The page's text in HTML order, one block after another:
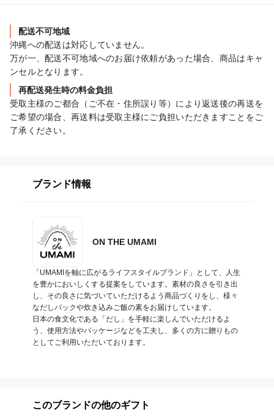
配送不可地域
沖縄への配送は対応していません。
万が一、配送不可地域へのお届け依頼があった場合、商品はキャ
ンセルとなります。
再配送発生時の料金負担
受取主様のご都合（ご不在・住所誤り等）により返送後の再送を
ご希望の場合、再送料は受取主様にご負担いただきますことをご
了承ください。
ブランド情報
ON THE UMAMI
「UMAMIを軸に広がるライフスタイルブランド」として、人生
を豊かにおいしくする提案をしています。素材の良さを引き出
し、その良さに気づいていただけるよう商品づくりをし、様々
なだしパックや炊き込みご飯の素をお届けしています。
日本の食文化である「だし」を手軽に楽しんでいただけるよ
う、使用方法やパッケージなどを工夫し、多くの方に贈りもの
としてご利用いただいております。
このブランドの他のギフト